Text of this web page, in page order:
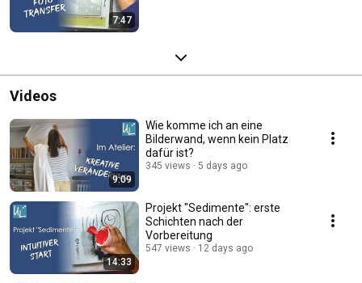
7:47
Videos
9:09
Wie komme ich an eine
Bilderwand, wenn kein Platz
dafür ist?
345 views 5 days ago
14:33
Projekt "Sedimente": erste
Schichten nach der
Vorbereitung
547 views 12 days ago